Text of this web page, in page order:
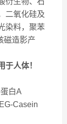
二氧化硅及
染料，聚苯
磁造影产
于人体！
白A
Casein